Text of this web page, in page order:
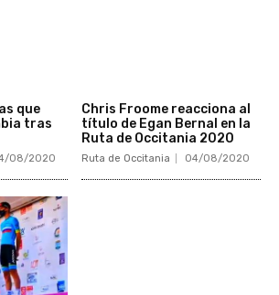
que
tras
08/2020
Chris Froome reacciona al
título de Egan Bernal en la
Ruta de Occitania 2020
Ruta de Occitania 04/08/2020